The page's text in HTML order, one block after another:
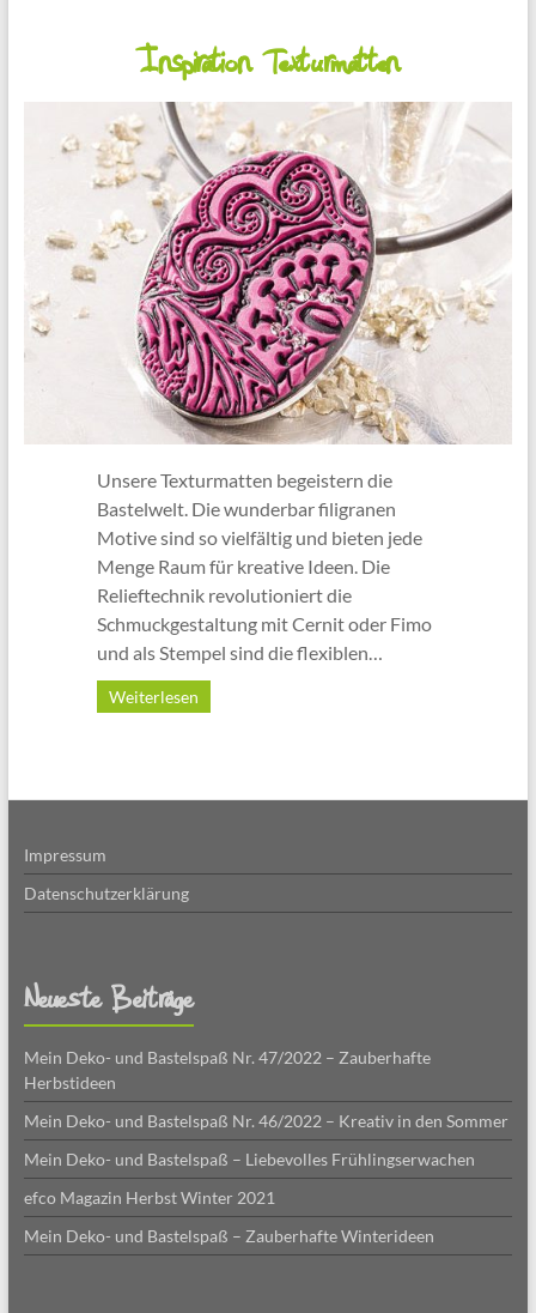
Inspiration Texturmatten
Unsere Texturmatten begeistern die
Bastelwelt. Die wunderbar filigranen
Motive sind so vielfältig und bieten jede
Menge Raum für kreative Ideen. Die
Relieftechnik revolutioniert die
Schmuckgestaltung mit Cernit oder Fimo
und als Stempel sind die flexiblen…
Weiterlesen
Impressum
Datenschutzerklärung
Neueste Beiträge
Mein Deko- und Bastelspaß Nr. 47/2022 – Zauberhafte
Herbstideen
Mein Deko- und Bastelspaß Nr. 46/2022 – Kreativ in den Sommer
Mein Deko- und Bastelspaß – Liebevolles Frühlingserwachen
efco Magazin Herbst Winter 2021
Mein Deko- und Bastelspaß – Zauberhafte Winterideen